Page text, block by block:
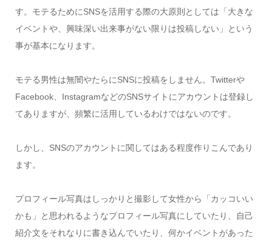
す。モテるためにSNSを活用する際の大原則としては「大きな
イベントや、興味深い出来事がない限りは投稿しない」という
事が基本になります。
モテる男性は無闇やたらにSNSに投稿をしません。Twitterや
Facebook、InstagramなどのSNSサイトにアカウントは登録し
てありますが、頻繁に活用しているわけではないのです。
しかし、SNSのアカウントに関してはある程度作りこんであり
ます。
プロフィール写真はしっかりと撮影して女性から「カッコいい
かも」と思われるようなプロフィール写真にしていたり、自己
紹介文をそれなりに書き込んでいたり、何かイベントがあった